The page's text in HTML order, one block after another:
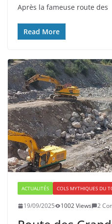
Après la fameuse route des
Read More
ACTUALITÉS COLS MYTHIQUES DU
19/09/2025 1002 Views 2